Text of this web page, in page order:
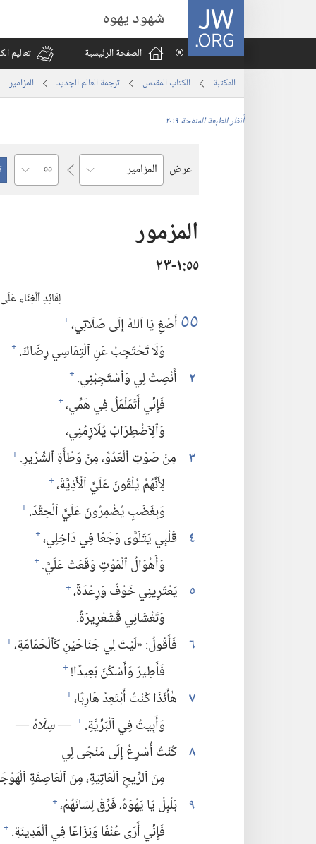
JW.ORG شهود يهوه
الصفحة الرئيسية
تعاليم
المكتبة الكتاب المقدس ترجمة العالم الجديد المزامير
أُنظر الطبعة المنقحة ٢٠١٩
عرض
السفر
الفصل
المزمور
٥٥‏:‏١‏-٢٣
لِقَائِدِ ٱلْغِنَاءِ
٥٥أَصْغِ يَا اَللهُ إِلَى صَلَاتِي،‏+
وَلَا تَحْتَجِبْ عَنِ ٱلْتِمَاسِي رِضَاكَ.‏ +
٢ أَنْصِتْ لِي وَٱسْتَجِبْنِي.‏ +
فَإِنِّي أَتَمَلْمَلُ فِي هَمِّي،‏+
وَٱلِٱضْطِرَابُ يُلَازِمُنِي،‏
٣ مِنْ صَوْتِ ٱلْعَدُوِّ،‏ مِنْ وَطْأَةِ ٱلشِّرِّيرِ.‏ +
لِأَنَّهُمْ يُلْقُونَ عَلَيَّ ٱلْأَذِيَّةَ،‏+
وَبِغَضَبٍ يُضْمِرُونَ عَلَيَّ ٱلْحِقْدَ.‏ +
٤ قَلْبِي يَتَلَوَّى وَجَعًا فِي دَاخِلِي،‏+
وَأَهْوَالُ ٱلْمَوْتِ وَقَعَتْ عَلَيَّ.‏ +
٥ يَعْتَرِينِي خَوْفٌ وَرِعْدَةٌ،‏+
وَتَغْشَانِي قُشَعْرِيرَةٌ.‏
٦ فَأَقُولُ:‏ «لَيْتَ لِي جَنَاحَيْنِ كَٱلْحَمَامَةِ،‏+
فَأَطِيرَ وَأَسْكُنَ بَعِيدًا!‏ +
٧ هٰأَنَذَا كُنْتُ أَبْتَعِدُ هَارِبًا،‏+
وَأَبِيتُ فِي ٱلْبَرِّيَّةِ.‏ +
—‏سِلَاهْ‏—‏
٨ كُنْتُ أُسْرِعُ إِلَى مَنْجًى لِي
مِنَ ٱلرِّيحِ ٱلْعَاتِيَةِ،‏ مِنَ ٱلْعَاصِفَةِ
٩ بَلْبِلْ يَا يَهْوَهُ،‏ فَرِّقْ لِسَانَهُمْ،‏+
فَإِنِّي أَرَى عُنْفًا وَنِزَاعًا فِي ٱلْمَدِينَةِ.‏ +